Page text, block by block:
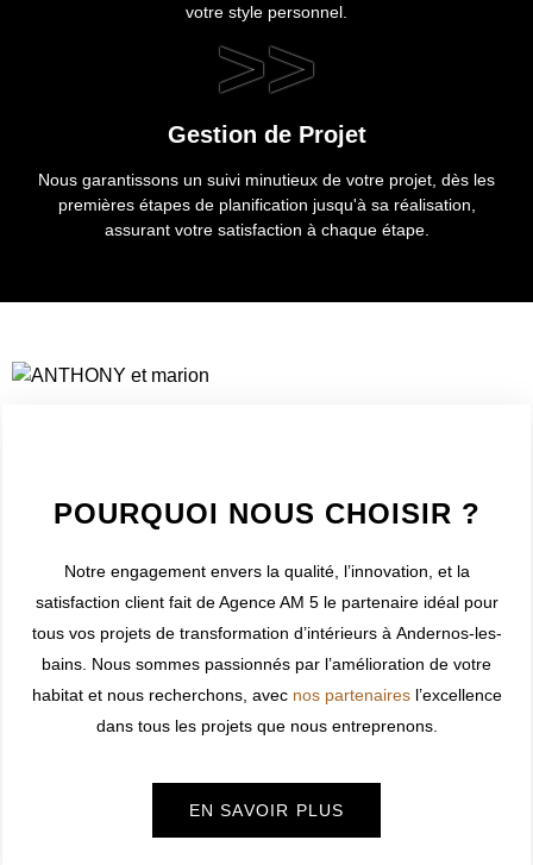
votre style personnel.
>>
Gestion de Projet
Nous garantissons un suivi minutieux de votre projet, dès les
premières étapes de planification jusqu'à sa réalisation,
assurant votre satisfaction à chaque étape.
POURQUOI NOUS CHOISIR ?
Notre engagement envers la qualité, l’innovation, et la
satisfaction client fait de Agence AM 5 le partenaire idéal pour
tous vos projets de transformation d’intérieurs à Andernos-les-
bains. Nous sommes passionnés par l’amélioration de votre
habitat et nous recherchons, avec nos partenairesl’excellence
dans tous les projets que nous entreprenons.
EN SAVOIR PLUS